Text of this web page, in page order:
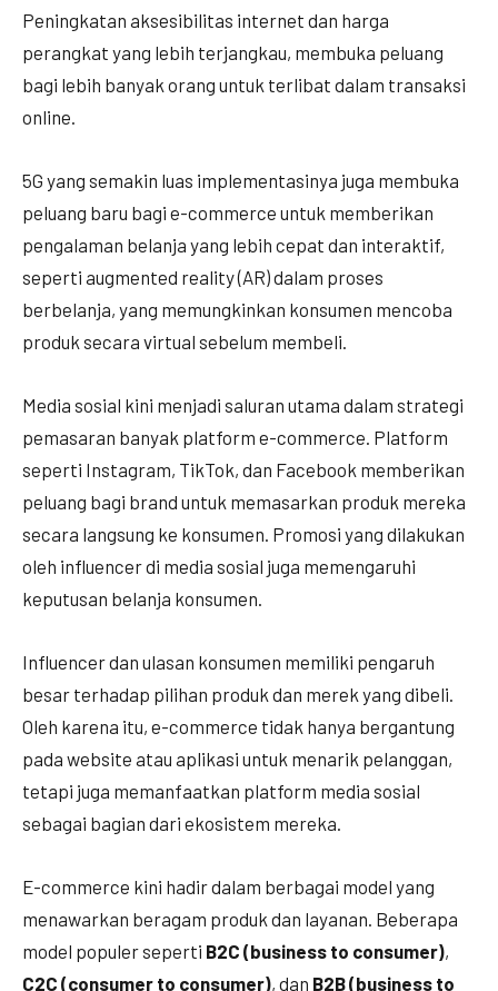
Peningkatan aksesibilitas internet dan harga
perangkat yang lebih terjangkau, membuka peluang
bagi lebih banyak orang untuk terlibat dalam transaksi
online.
5G yang semakin luas implementasinya juga membuka
peluang baru bagi e-commerce untuk memberikan
pengalaman belanja yang lebih cepat dan interaktif,
seperti augmented reality (AR) dalam proses
berbelanja, yang memungkinkan konsumen mencoba
produk secara virtual sebelum membeli.
Media sosial kini menjadi saluran utama dalam strategi
pemasaran banyak platform e-commerce. Platform
seperti Instagram, TikTok, dan Facebook memberikan
peluang bagi brand untuk memasarkan produk mereka
secara langsung ke konsumen. Promosi yang dilakukan
oleh influencer di media sosial juga memengaruhi
keputusan belanja konsumen.
Influencer dan ulasan konsumen memiliki pengaruh
besar terhadap pilihan produk dan merek yang dibeli.
Oleh karena itu, e-commerce tidak hanya bergantung
pada website atau aplikasi untuk menarik pelanggan,
tetapi juga memanfaatkan platform media sosial
sebagai bagian dari ekosistem mereka.
E-commerce kini hadir dalam berbagai model yang
menawarkan beragam produk dan layanan. Beberapa
model populer seperti B2C (business to consumer),
C2C (consumer to consumer), dan B2B (business to